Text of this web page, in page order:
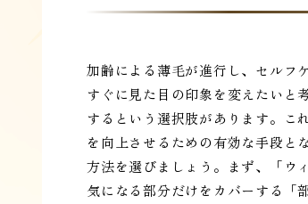
加齢による薄毛が進行し、セルフ
すぐに見た目の印象を変えたいと
するという選択肢があります。こ
を向上させるための有効な手段と
方法を選びましょう。まず、「ウ
気になる部分だけをカバーする「